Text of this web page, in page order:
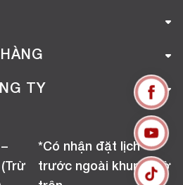
TY
(Trừ
*Có nhận đặt lịch
trước ngoài khung giờ